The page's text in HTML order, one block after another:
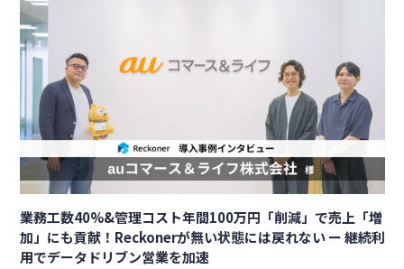
業務工数40%&管理コスト年間100万円「削減」で売上「増
加」にも貢献！Reckonerが無い状態には戻れない ー 継続利
用でデータドリブン営業を加速